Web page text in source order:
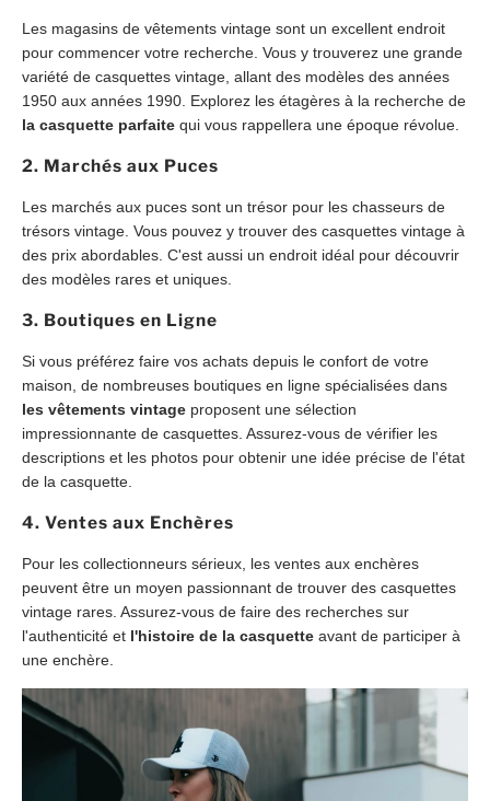
Les magasins de vêtements vintage sont un excellent endroit
pour commencer votre recherche. Vous y trouverez une grande
variété de casquettes vintage, allant des modèles des années
1950 aux années 1990. Explorez les étagères à la recherche de
la casquette parfaite qui vous rappellera une époque révolue.
2. Marchés aux Puces
Les marchés aux puces sont un trésor pour les chasseurs de
trésors vintage. Vous pouvez y trouver des casquettes vintage à
des prix abordables. C'est aussi un endroit idéal pour découvrir
des modèles rares et uniques.
3. Boutiques en Ligne
Si vous préférez faire vos achats depuis le confort de votre
maison, de nombreuses boutiques en ligne spécialisées dans
les vêtements vintage proposent une sélection
impressionnante de casquettes. Assurez-vous de vérifier les
descriptions et les photos pour obtenir une idée précise de l'état
de la casquette.
4. Ventes aux Enchères
Pour les collectionneurs sérieux, les ventes aux enchères
peuvent être un moyen passionnant de trouver des casquettes
vintage rares. Assurez-vous de faire des recherches sur
l'authenticité et l'histoire de la casquette avant de participer à
une enchère.